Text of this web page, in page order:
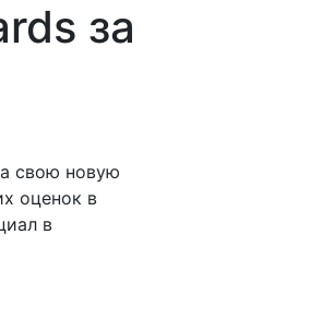
за
свою новую
оценок в
в